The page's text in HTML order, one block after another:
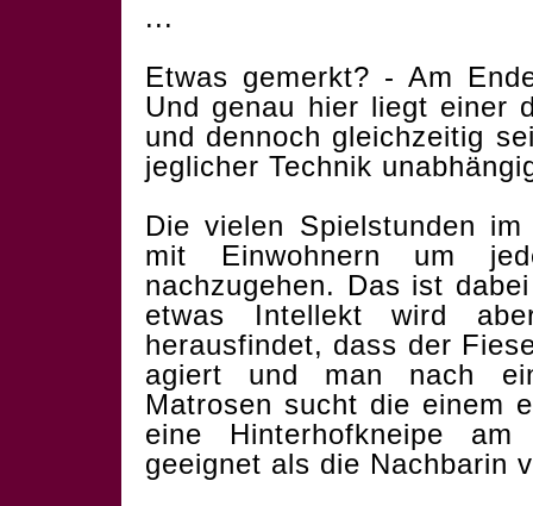
...
Etwas gemerkt? - Am
Und genau hier liegt einer
und dennoch gleichzeitig
jeglicher Technik
Die vielen Spielstunden
mit Einwohnern um
nachzugehen. Das ist
etwas Intellekt wird
herausfindet, dass der
agiert und man nach
Matrosen sucht die einem
eine Hinterhofkneipe
geeignet als die Nachbarin